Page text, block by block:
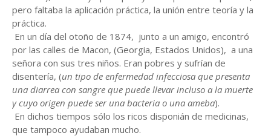
pero faltaba la aplicación práctica, la unión entre teoría y la
práctica.
En un día del otoño de 1874, junto a un amigo, encontró
por las calles de Macon, (Georgia, Estados Unidos), a una
señora con sus tres niños. Eran pobres y sufrían de
disentería, (un tipo de enfermedad infecciosa que presenta
una diarrea con sangre que puede llevar incluso a la muerte
y cuyo origen puede ser una bacteria o una ameba).
En dichos tiempos sólo los ricos disponián de medicinas,
que tampoco ayudaban mucho.